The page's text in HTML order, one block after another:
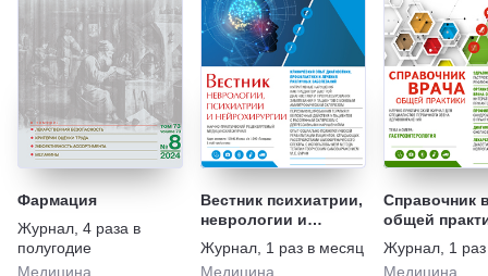
Фармация
Журнал 4 раза в
полугодие
Медицина
Вестник психиатрии,
неврологии и
нейрохирургии
Журнал 1 раз в месяц
Медицина
Справочник
общей
Журнал 1
Медицина